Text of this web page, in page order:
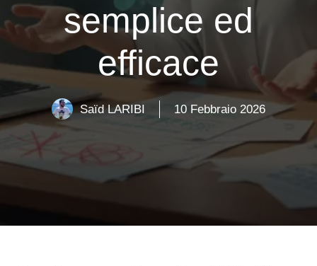
semplice ed
efficace
Saïd LARIBI 10 Febbraio 2026